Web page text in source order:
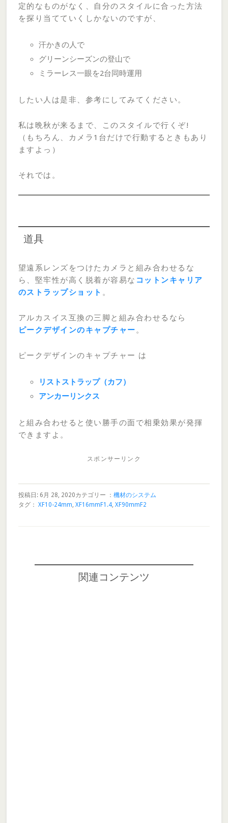
定的なものがなく、自分のスタイルに合った方法
を探り当てていくしかないのですが、
汗かきの人で
グリーンシーズンの登山で
ミラーレス一眼を2台同時運用
したい人は是非、参考にしてみてください。
私は晩秋が来るまで、このスタイルで行くぞ!
（もちろん、カメラ1台だけで行動するときもあり
ますよっ）
それでは。
道具
望遠系レンズをつけたカメラと組み合わせるな
ら、堅牢性が高く脱着が容易な コットンキャリア
のストラップショット 。
アルカスイス互換の三脚と組み合わせるなら
ピークデザインのキャプチャー。
ピークデザインのキャプチャー は
リストストラップ（カフ）
アンカーリンクス
と組み合わせると使い勝手の面で相乗効果が発揮
できますよ。
スポンサーリンク
投稿日: 6月 28, 2020カテゴリー ： 機材のシステム
タグ： XF10-24mm, XF16mmF1.4, XF90mmF2
関連コンテンツ